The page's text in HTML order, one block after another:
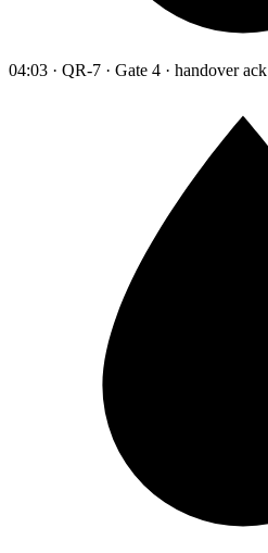
04:03 · QR-7 · Gate 4 · handover ack